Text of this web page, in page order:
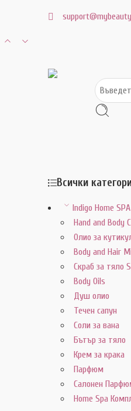
Всички
Indigo Home SPA
Hand and Body
Олио за
Body and Hair
Скраб за тяло
Body Oils
Душ олио
Течен сапун
Соли за вана
Бътър за тяло
Крем за крака
Парфюм
Салонен
Home Spa